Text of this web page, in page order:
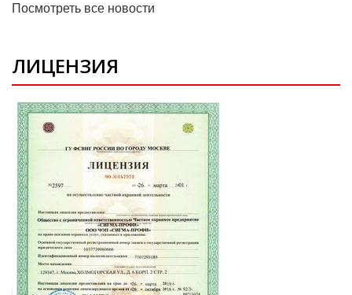
Посмотреть все новости
ЛИЦЕНЗИЯ